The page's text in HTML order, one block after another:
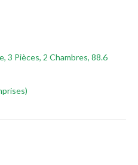
3 Pièces, 2 Chambres, 88.6